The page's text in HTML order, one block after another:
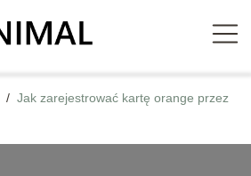
/ Jak zarejestrować kartę orange przez